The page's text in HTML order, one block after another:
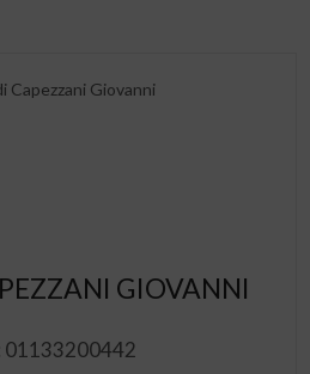
GIOVANNI
01133200442